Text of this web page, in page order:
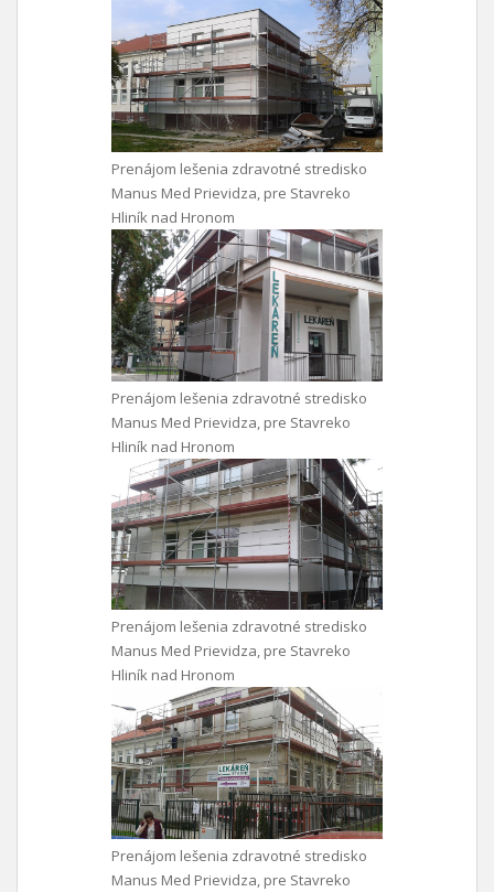
Prenájom lešenia zdravotné stredisko
Manus Med Prievidza, pre Stavreko
Hliník nad Hronom
Prenájom lešenia zdravotné stredisko
Manus Med Prievidza, pre Stavreko
Hliník nad Hronom
Prenájom lešenia zdravotné stredisko
Manus Med Prievidza, pre Stavreko
Hliník nad Hronom
Prenájom lešenia zdravotné stredisko
Manus Med Prievidza, pre Stavreko